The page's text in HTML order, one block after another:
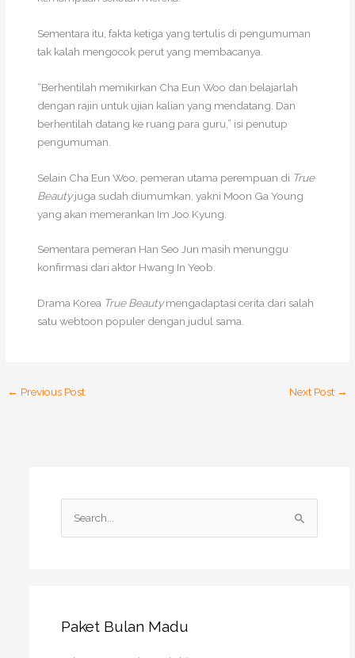
Paket Bulan Madu
Sementara itu, fakta ketiga yang tertulis di pengumuman
tak kalah mengocok perut yang membacanya.
“Berhentilah memikirkan Cha Eun Woo dan belajarlah
dengan rajin untuk ujian kalian yang mendatang. Dan
berhentilah datang ke ruang para guru,” isi penutup
pengumuman.
Selain Cha Eun Woo, pemeran utama perempuan di True
Beautyjuga sudah diumumkan, yakni Moon Ga Young
yang akan memerankan Im Joo Kyung.
Sementara pemeran Han Seo Jun masih menunggu
konfirmasi dari aktor Hwang In Yeob.
Drama Korea True Beautymengadaptasi cerita dari salah
satu webtoon populer dengan judul sama.
← Previous Post Next Post →